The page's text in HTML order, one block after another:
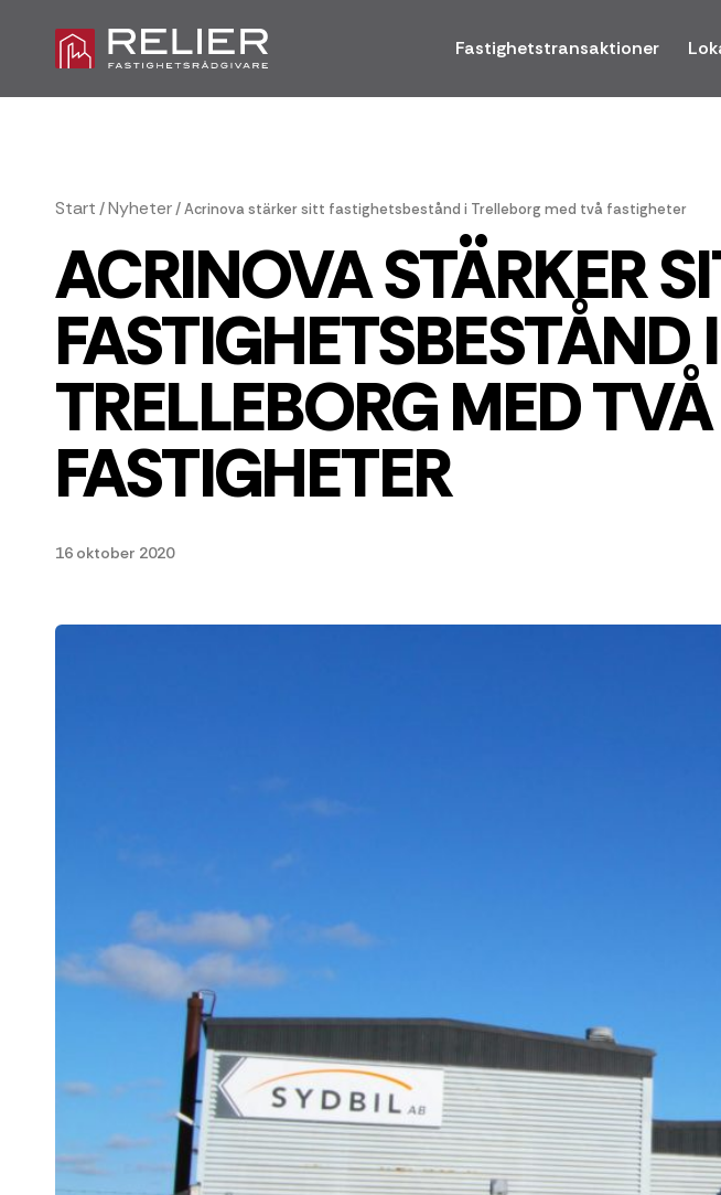
Fastighetstransaktioner
Start /Nyheter/Acrinova stärker sitt fastighetsbestånd i Trelleborg med två fastigheter
ACRINOVA STÄRKER
FASTIGHETSBESTÅND I
TRELLEBORG MED TVÅ
FASTIGHETER
16 oktober 2020